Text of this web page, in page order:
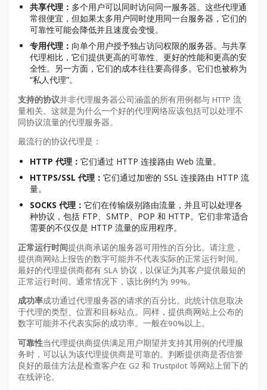
共享代理： 多个用户可以同时访问同一服务器。这些代理通
常很便宜，但如果太多用户同时使用同一台服务器，它们的
可靠性可能会降低并且速度会变慢。
专用代理： 向单个用户授予独占访问权限的服务器。与共享
代理相比，它们提供更高的可靠性、更好的性能和更高的安
全性。另一方面，它们的成本往往要高得多。它们也被称为
“私人代理”。
支持的协议并非代理服务器公司涵盖的所有用例都与 HTTP 流
量相关。这就是为什么一个好的代理网络应该包括可以处理不
同协议流量的代理服务器。
最流行的协议代理是：
HTTP 代理： 它们通过 HTTP 连接路由 Web 流量。
HTTPS/SSL 代理： 它们通过加密的 SSL 连接路由 HTTP 流
量。
SOCKS 代理： 它们在传输级别路由流量，并且可以处理各
种协议，包括 FTP、SMTP、POP 和 HTTP。它们非常适合
需要的不仅仅是 HTTP 流量的应用程序。
正常运行时间提供商承诺的服务器可用性的百分比。请注意，
提供商网站上报告的数字可能并不代表实际的正常运行时间。
最好的代理提供商都有 SLA 协议，以保证为其客户提供最短的
正常运行时间。通常情况下，该比例约为 99%。
成功率成功通过代理服务器的请求的百分比。此统计信息取决
于代理的类型、位置和目标站点。同样，提供商网站上公布的
数字可能并不代表实际的成功率。一般在90%以上。
可靠性当代理提供商提供满足用户期望并支持其用例的代理服
务时，可以认为该代理提供商是可靠的。判断提供商是否信誉
良好的最佳方法是检查客户在 G2 和 Trustpilot 等网站上留下的
在线评论。